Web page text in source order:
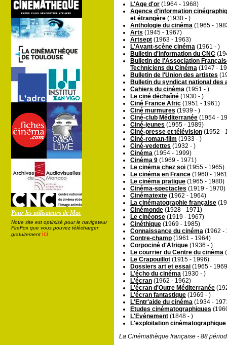
Pour les utilisateurs de Mac
Notre site est optimisé pour le navigateur
FireFox que vous pouvez télécharger
gratuitement ici
L'Age d'or (1964 - 1968)
Agence d'information
et étrangère (1930 - )
Anthologie du cinéma (1965 -
Arts (1945 - 1967)
Artsept (1963 - 1963)
L'Avant-scène cinéma (1961 - )
Bulletin d'information du CNC
Bulletin de l'Association
Techniciens du Cinéma (1947 -
Bulletin de l'Union des artistes
Bulletin du syndicat national des
Cahiers du cinéma (1951 - )
Le ciné déchaîné (1930 - )
Ciné France Afric (1951 - 1961)
Ciné murmures (1939 - )
Ciné-club Méditerranée (1954 -
Ciné-jeunes (1955 - 1989)
Ciné-presse et télévision (1952 -
Ciné-roman-film (1933 - )
Ciné-vedettes (1932 - )
Cinéma (1954 - 1999)
Cinéma 9 (1969 - 1971)
Le cinéma chez soi (1955 - 1965)
Le cinéma en France (1960 -
Le cinéma pratique (1965 - 1980)
Cinéma-spectacles (1919 - 1970)
Cinématexte (1962 - 1964)
La cinématographie française
Cinémonde (1928 - 1971)
Le cinéopse (1919 - 1967)
Cinéthique (1969 - 1985)
Connaissance du cinéma (1962 -
Contre-champ (1961 - 1964)
Corpociné d'Afrique (1936 - )
Le courrier du Centre du cinéma
Le Crapouillot (1915 - 1996)
Dossiers art et essai (1965 -
L'écho du cinéma (1930 - )
L'écran (1962 - 1962)
L'écran d'Outre Méditerranée
L'écran fantastique (1969 - )
L'Entr'aide du cinéma (1934 -
Etudes cinématographiques
L'Evénement (1848 - )
L'exploitation cinématographique
La Cinémathèque française - 88